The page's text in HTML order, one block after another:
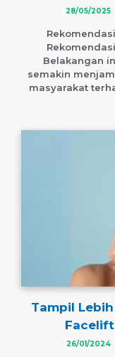
28/05/2025
Belakangan
semakin
masyarakat
Tampil
26/01/2024